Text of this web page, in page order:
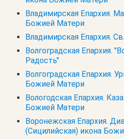
Владимирская Епархия.
Божией Матери
Владимирская Епархия.
Волгоградская Епархия.
Радость"
Волгоградская Епархия.
Божией Матери
Вологодская Епархия.
Божией Матери
Воронежская Епархия.
(Сицилийская) икона